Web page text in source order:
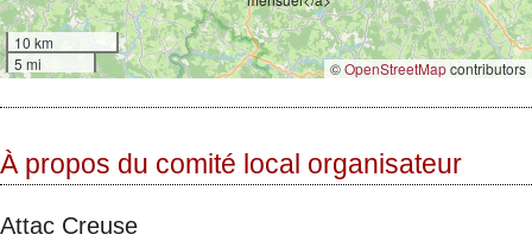
10 km
5 mi
©OpenStreetMapcontributors
À propos du comité local organisateur
Attac Creuse